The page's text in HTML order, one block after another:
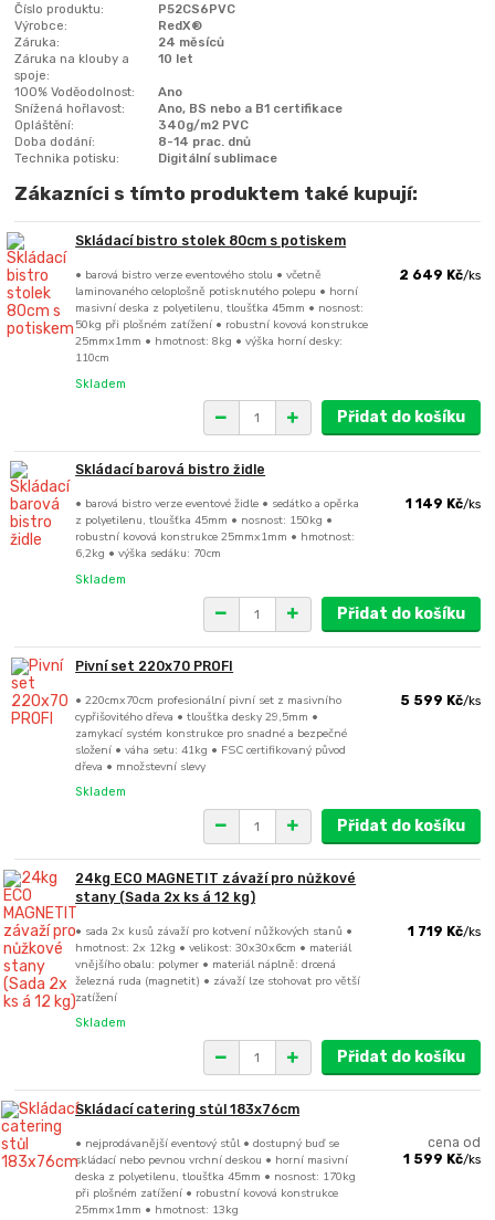
Číslo produktu:
P52CS6PVC
Výrobce:
RedX®
Záruka:
24 měsíců
Záruka na klouby a
spoje:
10 let
100% Voděodolnost:
Ano
Snížená hořlavost:
Ano, BS nebo a B1 certifikace
Opláštění:
340g/m2 PVC
Doba dodání:
8-14 prac. dnů
Technika potisku:
Digitální sublimace
Zákazníci s tímto produktem také kupují:
Skládací bistro stolek 80cm s potiskem
• barová bistro verze eventového stolu • včetně
laminovaného celoplošně potisknutého polepu • horní
masivní deska z polyetilenu, tloušťka 45mm • nosnost:
50kg při plošném zatížení • robustní kovová konstrukce
25mmx1mm • hmotnost: 8kg • výška horní desky:
110cm
2 649 Kč/ks
Skladem
Přidat do košíku
Skládací barová bistro židle
• barová bistro verze eventové židle • sedátko a opěrka
z polyetilenu, tloušťka 45mm • nosnost: 150kg •
robustní kovová konstrukce 25mmx1mm • hmotnost:
6,2kg • výška sedáku: 70cm
1 149 Kč/ks
Skladem
Přidat do košíku
Pivní set 220x70 PROFI
• 220cmx70cm profesionální pivní set z masivního
cypřišovitého dřeva • tloušťka desky 29,5mm •
zamykací systém konstrukce pro snadné a bezpečné
složení • váha setu: 41kg • FSC certifikovaný původ
dřeva • množstevní slevy
5 599 Kč/ks
Skladem
Přidat do košíku
24kg ECO MAGNETIT závaží pro nůžkové
stany (Sada 2x ks á 12 kg)
• sada 2x kusů závaží pro kotvení nůžkových stanů •
hmotnost: 2x 12kg • velikost: 30x30x6cm • materiál
vnějšího obalu: polymer • materiál náplně: drcená
železná ruda (magnetit) • závaží lze stohovat pro větší
zatížení
1 719 Kč/ks
Skladem
Přidat do košíku
Skládací catering stůl 183x76cm
• nejprodávanější eventový stůl • dostupný buď se
skládací nebo pevnou vrchní deskou • horní masivní
deska z polyetilenu, tloušťka 45mm • nosnost: 170kg
při plošném zatížení • robustní kovová konstrukce
25mmx1mm • hmotnost: 13kg
cena od
1 599 Kč/ks